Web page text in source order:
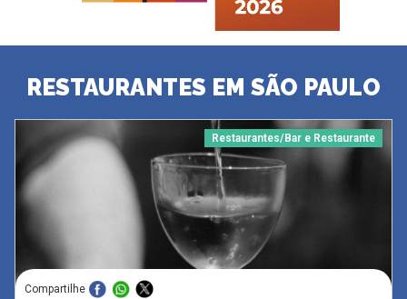
RESTAURANTES EM SÃO PAULO
Restaurantes/Bar e Restaurante
Compartilhe